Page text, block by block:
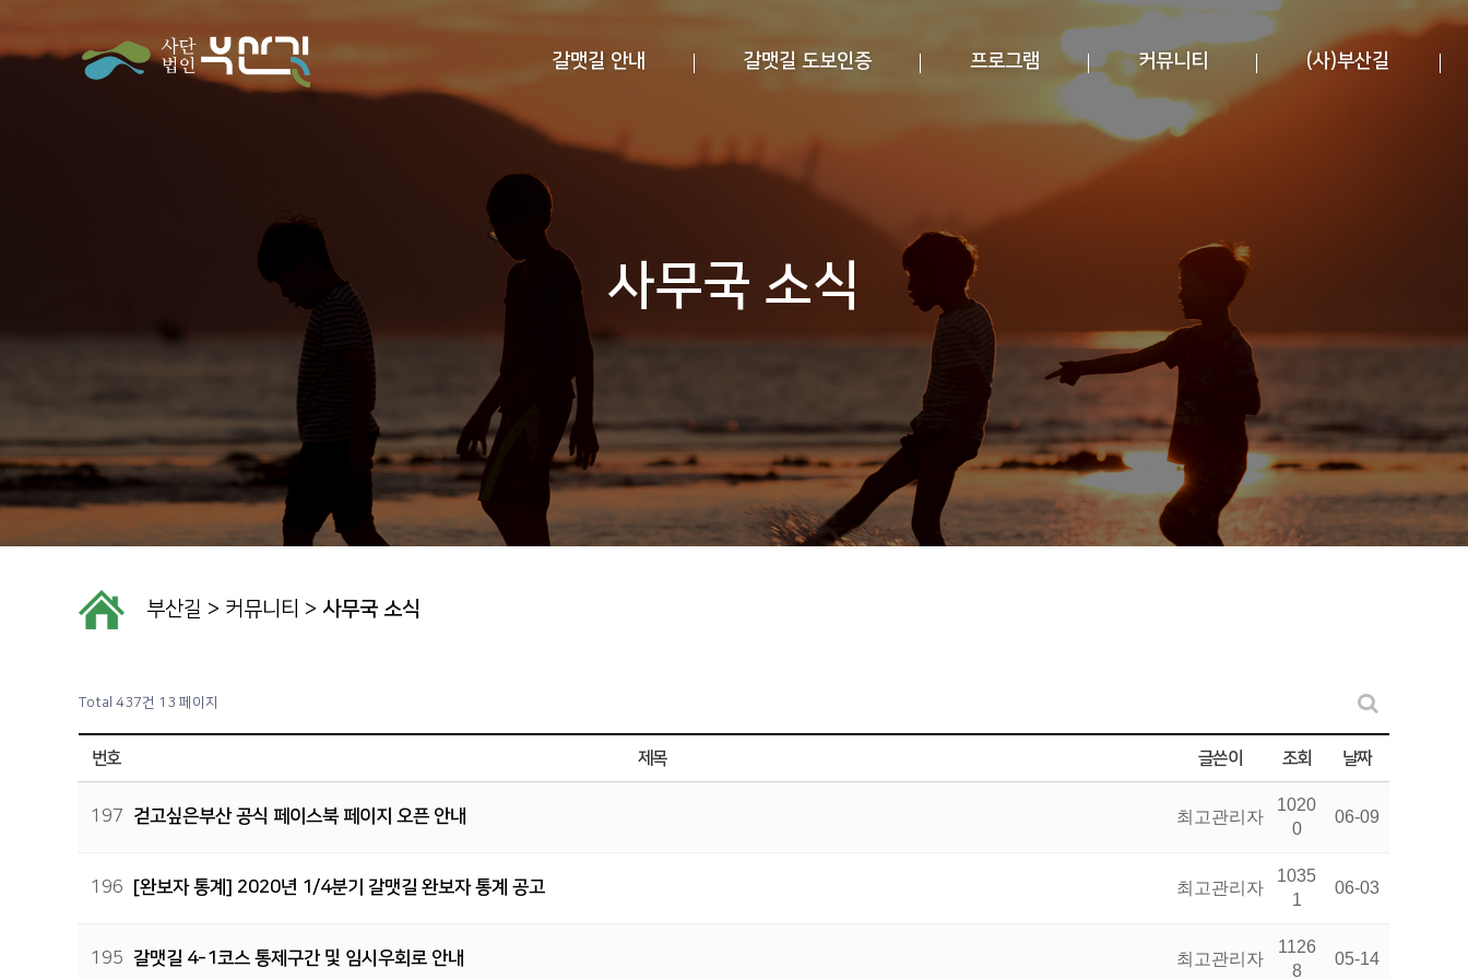
갈맷길 안내 갈맷길 도보인증 프로그램 커뮤니티 (사)부산길
사무국 소식
부산길 > 커뮤니티 > 사무국 소식
Total 437건 13 페이지
번호 제목 글쓴이 조회 날짜
197 걷고싶은부산 공식 페이스북 페이지 오픈 안내 최고관리자
1020
0
06-09
196 [완보자 통계] 2020년 1/4분기 갈맷길 완보자 통계 공고 최고관리자
1035
1
06-03
195 갈맷길 4-1코스 통제구간 및 임시우회로 안내 최고관리자
1126
8
05-14